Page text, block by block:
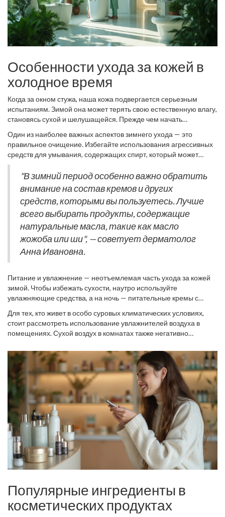
Особенности ухода за кожей в
холодное время
Когда за окном стужа, наша кожа подвергается серьезным
испытаниям. Зимой она может терять свою естественную влагу,
становясь сухой и шелушащейся. Прежде чем начать
как именно меняется её состояние. Холодный ветер и низкая
температура сужают поры, замедляя микроциркуляцию. В
результате, кожа может выглядеть тусклой и нуждается в
ревизию косметических средств, которыми вы пользуетесь.
Вместо легких лосьонов и флюидов лучше отдавать
предпочтение плотным увлажняющим кремам, которые
помогут защитить кожу от агрессивного воздействия холода.
Один из наиболее важных аспектов зимнего ухода — это
правильное очищение. Избегайте использования агрессивных
средств для умывания, содержащих спирт, который может
дополнительно сушить кожу. Лучше заменить их более мягкими
пенками или молочком. Однако не забывайте очищать кожу
тщательно, чтобы убрать загрязнения и предотвратить
появление воспалительных процессов.
"В зимний период особенно важно обратить
внимание на состав кремов и других
средств, которыми вы пользуетесь. Лучше
всего выбирать продукты, содержащие
натуральные масла, такие как масло
жожоба или ши", — советует дерматолог
Анна Ивановна.
Питание и увлажнение — неотъемлемая часть ухода за кожей
зимой. Чтобы избежать сухости, наутро используйте
увлажняющие средства, а на ночь — питательные кремы с
— просто обязательные компоненты, помогая удерживать влагу
в коже. Не забывайте про уход за губами и руками, которые
особенно подвержены холоду. Не менее важно следить за
витаминами и минералами, способствующими здоровью кожи.
Для тех, кто живет в особо суровых климатических условиях,
стоит рассмотреть использование увлажнителей воздуха в
помещениях. Сухой воздух в комнатах также негативно
настоящим спасением. Поддерживая оптимальный уровень
влажности, вы снижаете риск пересыхания. И, конечно, не
забывайте про SPF-защиту. Несмотря на холод, зимнее солнце
способно повредить кожу не меньше летнего.
Популярные ингредиенты в
косметических продуктах